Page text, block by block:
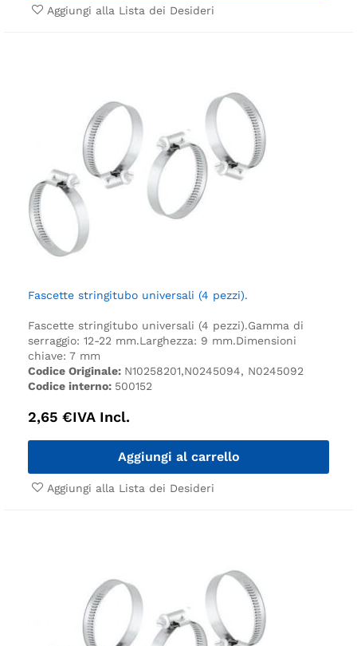
Aggiungi alla Lista dei Desideri
Fascette stringitubo universali (4 pezzi).
Fascette stringitubo universali (4 pezzi).Gamma di
serraggio: 12-22 mm.Larghezza: 9 mm.Dimensioni
chiave: 7 mm
Codice Originale: N10258201,N0245094, N0245092
Codice interno: 500152
2,65 €IVA Incl.
Aggiungi al carrello
Aggiungi alla Lista dei Desideri